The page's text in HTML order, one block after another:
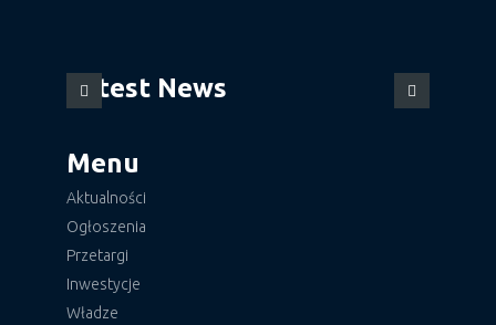
Latest News
Menu
Aktualności
Ogłoszenia
Przetargi
Inwestycje
Władze